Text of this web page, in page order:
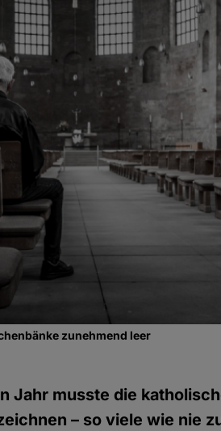
zunehmend leer
Jahr musste die
– so viele wie nie